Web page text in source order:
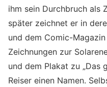
ihm sein Durchbruch als
später zeichnet er in
und dem Comic-
Zeichnungen zur
und dem Plakat zu „Das
Reiser einen Namen.